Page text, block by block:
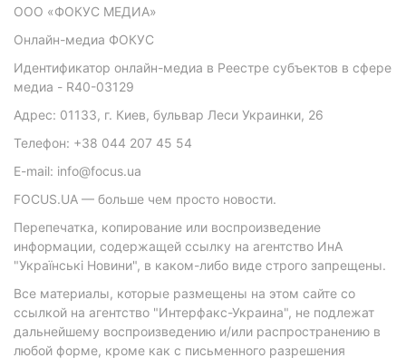
ООО «ФОКУС МЕДИА»
Онлайн-медиа ФОКУС
Идентификатор онлайн-медиа в Реестре субъектов в сфере
медиа - R40-03129
Адрес: 01133, г. Киев, бульвар Леси Украинки, 26
Телефон: +38 044 207 45 54
E-mail: info@focus.ua
FOCUS.UA — больше чем просто новости.
Перепечатка, копирование или воспроизведение
информации, содержащей ссылку на агентство ИнА
"Українські Новини", в каком-либо виде строго запрещены.
Все материалы, которые размещены на этом сайте со
ссылкой на агентство "Интерфакс-Украина", не подлежат
дальнейшему воспроизведению и/или распространению в
любой форме, кроме как с письменного разрешения